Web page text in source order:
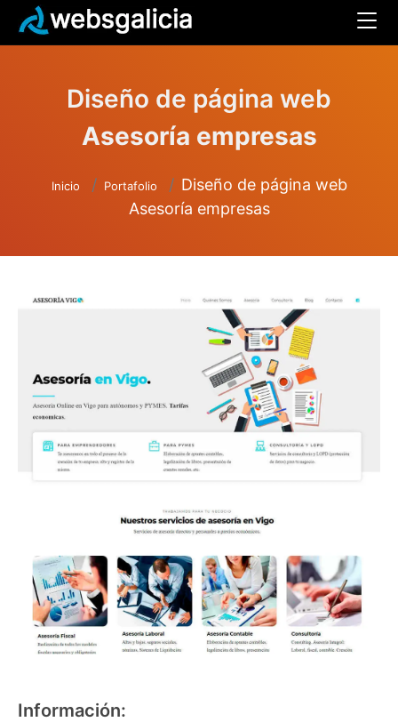
Diseño de página web
Asesoría empresas
Inicio Portafolio
Diseño de página web
Asesoría empresas
Información: